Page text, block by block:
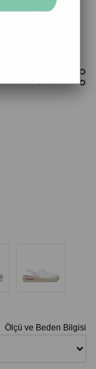
- Lacivert
Ölçü ve Beden Bilgisi